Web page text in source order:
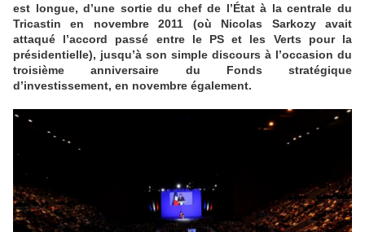
est longue, d’une sortie du chef de l’État à la centrale du
Tricastin en novembre 2011 (où Nicolas Sarkozy avait
attaqué l’accord passé entre le PS et les Verts pour la
présidentielle), jusqu’à son simple discours à l’occasion du
troisième anniversaire du Fonds stratégique
d’investissement, en novembre également.